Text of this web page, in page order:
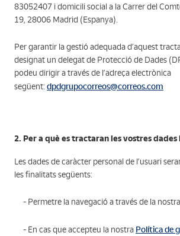
83052407 i domicili social a la Carrer del
19, 28006 Madrid (Espanya).
Per garantir la gestió adequada d’aquest
designat un delegat de Protecció de Dades
podeu dirigir a través de l’adreça electrònica
següent:dpdgrupocorreos@correos.com
2. Per a què es tractaran les vostres dades
Les dades de caràcter personal de l’usuari
les finalitats següents:
- Permetre la navegació a través de la
- En cas que accepteu la nostra Política de